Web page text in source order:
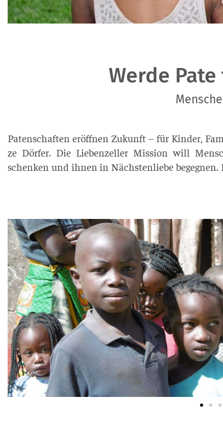
Werde
Paten­schaf­ten eröff­nen Zukunft – für Kin­der,
ze Dör­fer. Die Lie­ben­zel­ler Mis­si­on will
schen­ken und ihnen in Nächs­ten­lie­be